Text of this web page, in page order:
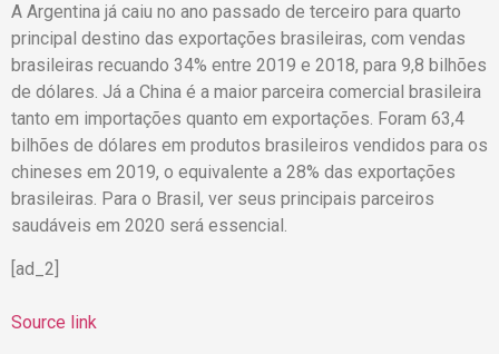
A Argentina já caiu no ano passado de terceiro para quarto
principal destino das exportações brasileiras, com vendas
brasileiras recuando 34% entre 2019 e 2018, para 9,8 bilhões
de dólares. Já a China é a maior parceira comercial brasileira
tanto em importações quanto em exportações. Foram 63,4
bilhões de dólares em produtos brasileiros vendidos para os
chineses em 2019, o equivalente a 28% das exportações
brasileiras. Para o Brasil, ver seus principais parceiros
saudáveis em 2020 será essencial.
[ad_2]
Source link